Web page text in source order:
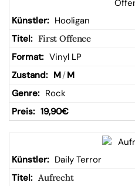
en
Hooligan
First Offence
Vinyl LP
M/ M
Rock
19,90€
Daily Terror
Aufrecht